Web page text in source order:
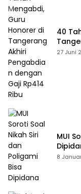
40
Rp414
27 Juni
MUI
8